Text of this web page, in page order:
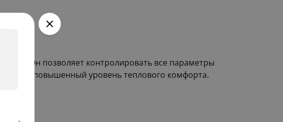
Он позволяет контролировать все параметры
повышенный уровень теплового комфорта.